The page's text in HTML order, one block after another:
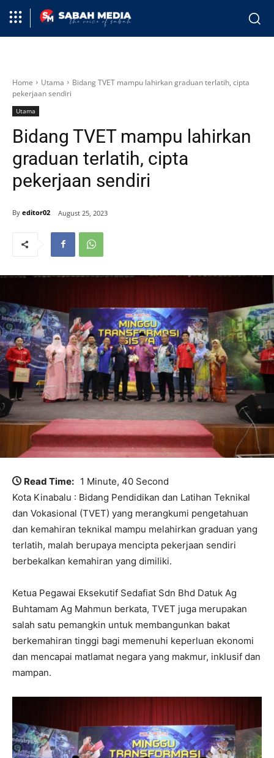
Home Utama
Bidang TVET mampu lahirkan graduan terlatih, cipta
pekerjaan sendiri
Utama
Bidang TVET mampu lahirkan
graduan terlatih, cipta
pekerjaan sendiri
By editor02 August 25, 2023
Read Time: 1 Minute, 40 Second
Kota Kinabalu : Bidang Pendidikan dan Latihan Teknikal
dan Vokasional (TVET) yang merangkumi pengetahuan
dan kemahiran teknikal mampu melahirkan graduan yang
terlatih, malah berupaya mencipta pekerjaan sendiri
berbekalkan kemahiran yang dimiliki.
Ketua Pegawai Eksekutif Sedafiat Sdn Bhd Datuk Ag
Buhtamam Ag Mahmun berkata, TVET juga merupakan
salah satu pemangkin untuk membangunkan bakat
berkemahiran tinggi bagi memenuhi keperluan ekonomi
dan mencapai matlamat negara yang makmur, inklusif dan
mampan.